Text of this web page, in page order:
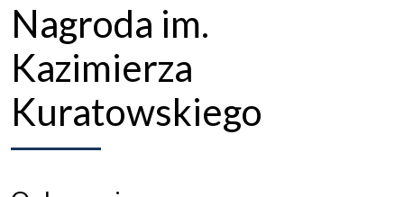
Nagroda im.
Kazimierza
Kuratowskiego